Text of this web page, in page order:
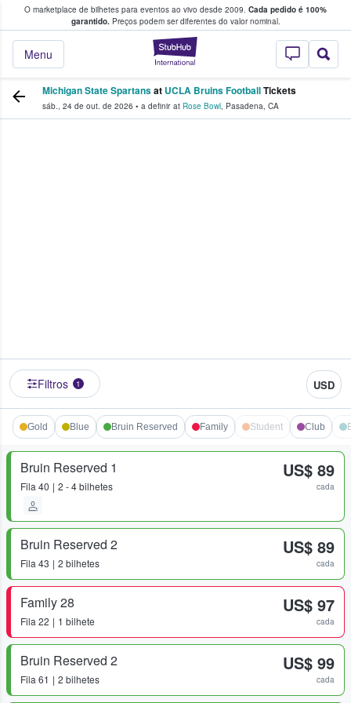
O marketplace de bilhetes para eventos ao vivo desde 2009. Cada pedido é 100%
garantido.Preços podem ser diferentes do valor nominal.
StubHub – onde
Menu
fãs compram e vendem bilhetes
Michigan State Spartansat UCLA Bruins FootballTickets
sáb., 24 de out. de 2026 • a definir at Rose Bowl, Pasadena, CA
Filtros 1 USD
Gold Blue Bruin Reserved Family Student Club
Bruin Reserved 1
Fila 40 2 - 4 bilhetes
US$ 89
cada
Bruin Reserved 2
Fila 43 2 bilhetes
US$ 89
cada
Family 28
Fila 22 1 bilhete
US$ 97
cada
Bruin Reserved 2
Fila 61 2 bilhetes
US$ 99
cada